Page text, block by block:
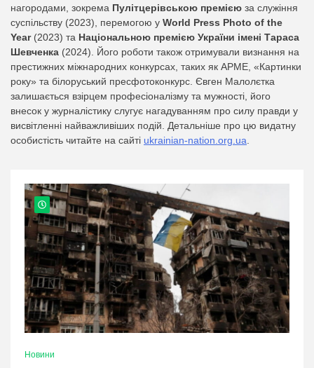
нагородами, зокрема Пулітцерівською премією за служіння
суспільству (2023), перемогою у World Press Photo of the
Year(2023) та Національною премією України імені Тараса
Шевченка (2024). Його роботи також отримували визнання на
престижних міжнародних конкурсах, таких як APME, «Картинки
року» та білоруський пресфотоконкурс. Євген Малолєтка
залишається взірцем професіоналізму та мужності, його
внесок у журналістику слугує нагадуванням про силу правди у
висвітленні найважливіших подій. Детальніше про цю видатну
особистість читайте на сайті ukrainian-nation.org.ua.
Новини